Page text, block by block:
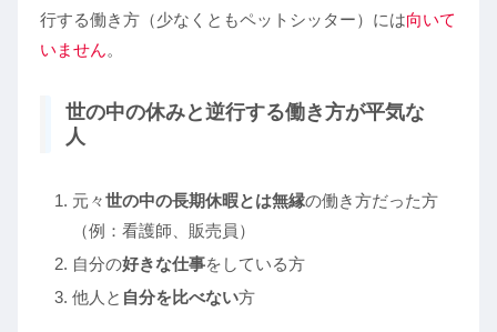
行する働き方（少なくともペットシッター）には向いて
いません。
世の中の休みと逆行する働き方が平気な
人
元々世の中の長期休暇とは無縁の働き方だった方
（例：看護師、販売員）
自分の好きな仕事をしている方
他人と 自分を比べない方